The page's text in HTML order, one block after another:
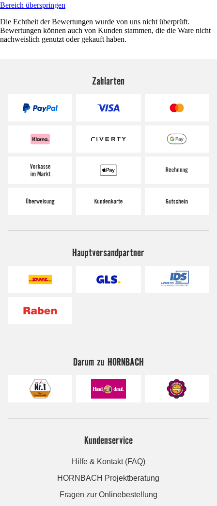
Bereich überspringen
Die Echtheit der Bewertungen wurde von uns nicht überprüft.
Bewertungen können auch von Kunden stammen, die die Ware nicht
nachweislich genutzt oder gekauft haben.
Zahlarten
Hauptversandpartner
Darum zu HORNBACH
Kundenservice
Hilfe & Kontakt (FAQ)
HORNBACH Projektberatung
Fragen zur Onlinebestellung